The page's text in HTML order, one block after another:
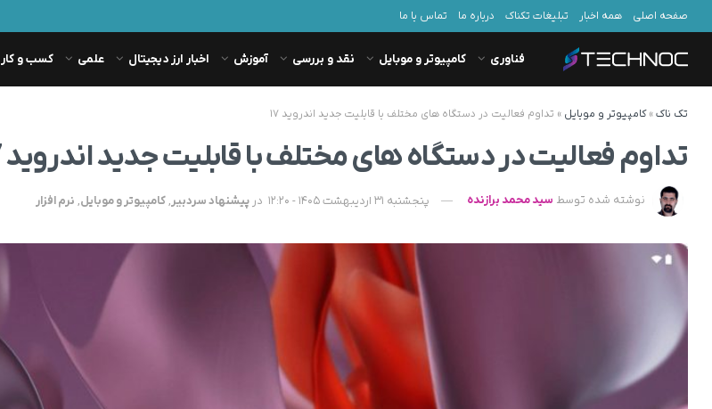
صفحه اصلی همه اخبار تبلیغات تکناک درباره ما تماس با ما
فناوری کامپیوتر و موبایل نقد و بررسی آموزش اخبار ارز دیجیتال علمی کسب و کار
تک ناک»کامپیوتر و موبایل » تداوم فعالیت در دستگاه های مختلف با قابلیت جدید اندروید ۱۷
تداوم فعالیت در دستگاه های مختلف با قابلیت جدید اندروید 17
نوشته شده توسط سید محمد برازنده پنجشنبه 31 اردیبهشت 1405 - 12:20 در پیشنهاد سردبیر,کامپیوتر و موبایل, نرم افزار